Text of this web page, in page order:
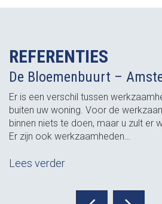
REFERENTIES
De Bloemenbuurt –
Er is een verschil tussen
buiten uw woning. Voor de
binnen niets te doen, maar u zult er
Er zijn ook werkzaamheden…
Lees verder